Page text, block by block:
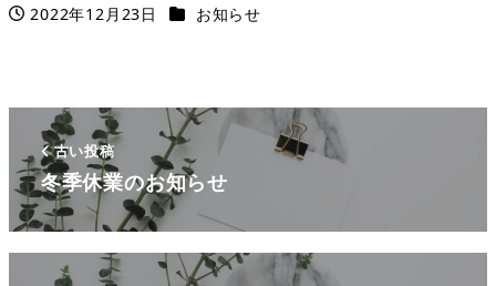
投稿日
2022年12月23日 カテゴリー
お知らせ
古い投稿
冬季休業のお知らせ